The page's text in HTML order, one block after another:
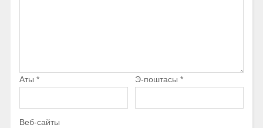
Аты * Э-поштасы *
Веб-сайты